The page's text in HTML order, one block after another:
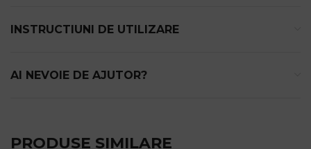
INSTRUCTIUNI DE UTILIZARE
AI NEVOIE DE AJUTOR?
PRODUSE SIMILARE